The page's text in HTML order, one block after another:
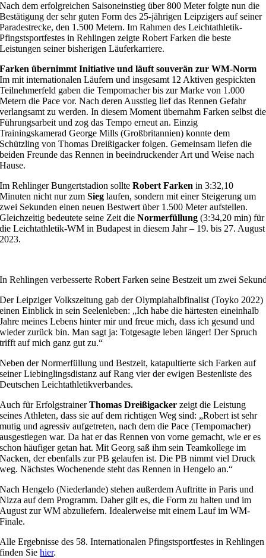
Nach dem erfolgreichen Saisoneinstieg über 800 Meter folgte nun die
Bestätigung der sehr guten Form des 25-jährigen Leipzigers auf seiner
Paradestrecke, den 1.500 Metern. Im Rahmen des Leichtathletik-
Pfingstsportfestes in Rehlingen zeigte Robert Farken die beste
Leistungen seiner bisherigen Läuferkarriere.
Farken übernimmt Initiative und läuft souverän zur WM-Norm
Im mit internationalen Läufern und insgesamt 12 Aktiven gespickten
Teilnehmerfeld gaben die Tempomacher bis zur Marke von 1.000
Metern die Pace vor. Nach deren Ausstieg lief das Rennen Gefahr
verlangsamt zu werden. In diesem Moment übernahm Farken selbst die
Führungsarbeit und zog das Tempo erneut an. Einzig
Trainingskamerad George Mills (Großbritannien) konnte dem
Schützling von Thomas Dreißigacker folgen. Gemeinsam liefen die
beiden Freunde das Rennen in beeindruckender Art und Weise nach
Hause.
Im Rehlinger Bungertstadion sollteRobert Farken in 3:32,10
Minuten nicht nur zumSieg laufen, sondern mit einer Steigerung um
zwei Sekunden einen neuen Bestwert über 1.500 Meter aufstellen.
Gleichzeitig bedeutete seine Zeit dieNormerfüllung (3:34,20 min) für
die Leichtathletik-WM in Budapest in diesem Jahr – 19. bis 27. August
2023.
In Rehlingen verbesserte Robert Farken seine Bestzeit um zwei
Der Leipziger Volkszeitung gab der Olympiahalbfinalist (Toyko 2022)
einen Einblick in sein Seelenleben: „Ich habe die härtesten eineinhalb
Jahre meines Lebens hinter mir und freue mich, dass ich gesund und
wieder zurück bin. Man sagt ja: Totgesagte leben länger! Der Spruch
trifft auf mich ganz gut zu.“
Neben der Normerfüllung und Bestzeit, katapultierte sich Farken auf
seiner Liebinglingsdistanz auf Rang vier der ewigen Bestenliste des
Deutschen Leichtathletikverbandes.
Auch für ErfolgstrainerThomas Dreißigacker zeigt die Leistung
seines Athleten, dass sie auf dem richtigen Weg sind: „Robert ist sehr
mutig und agressiv aufgetreten, nach dem die Pace (Tempomacher)
ausgestiegen war. Da hat er das Rennen von vorne gemacht, wie er es
schon häufiger getan hat. Mit Georg saß ihm sein Teamkollege im
Nacken, der ebenfalls zur PB gelaufen ist. Die PB nimmt viel Druck
weg. Nächstes Wochenende steht das Rennen in Hengelo an.“
Nach Hengelo (Niederlande) stehen außerdem Auftritte in Paris und
Nizza auf dem Programm. Daher gilt es, die Form zu halten und im
August zur WM abzuliefern. Idealerweise mit einem Lauf im WM-
Finale.
Alle Ergebnisse des 58. Internationalen Pfingstsportfestes in Rehlingen
finden Siehier.